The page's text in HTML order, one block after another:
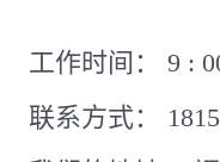
工作时间： 9 :
联系方式：